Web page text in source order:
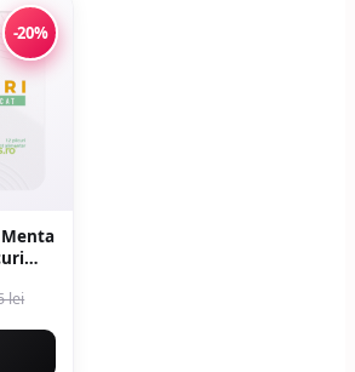
-20%
lei